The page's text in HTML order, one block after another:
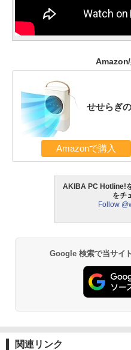
せせらぎ
Amazonで購入
AKIBA PC Hotline!
をチ
Follow
Google 検索で当サイ
関連リンク